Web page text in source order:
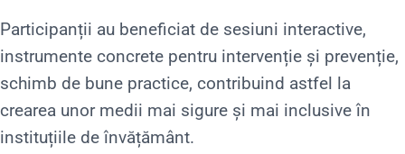
Participanții au beneficiat de sesiuni interactive,
instrumente concrete pentru intervenție și prevenție,
schimb de bune practice, contribuind astfel la
crearea unor medii mai sigure și mai inclusive în
instituțiile de învățământ.